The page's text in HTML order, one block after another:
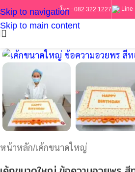
Skip to navigation
Skip to main content
โทร : 082 322 1227 Line
หน้าหลัก/เค้กขนาดใหญ่